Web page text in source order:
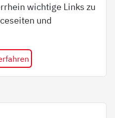
wichtige Links zu
und